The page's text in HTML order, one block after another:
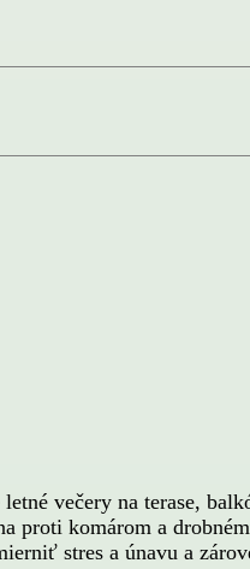
večery na terase,
komárom a
stres a únavu a